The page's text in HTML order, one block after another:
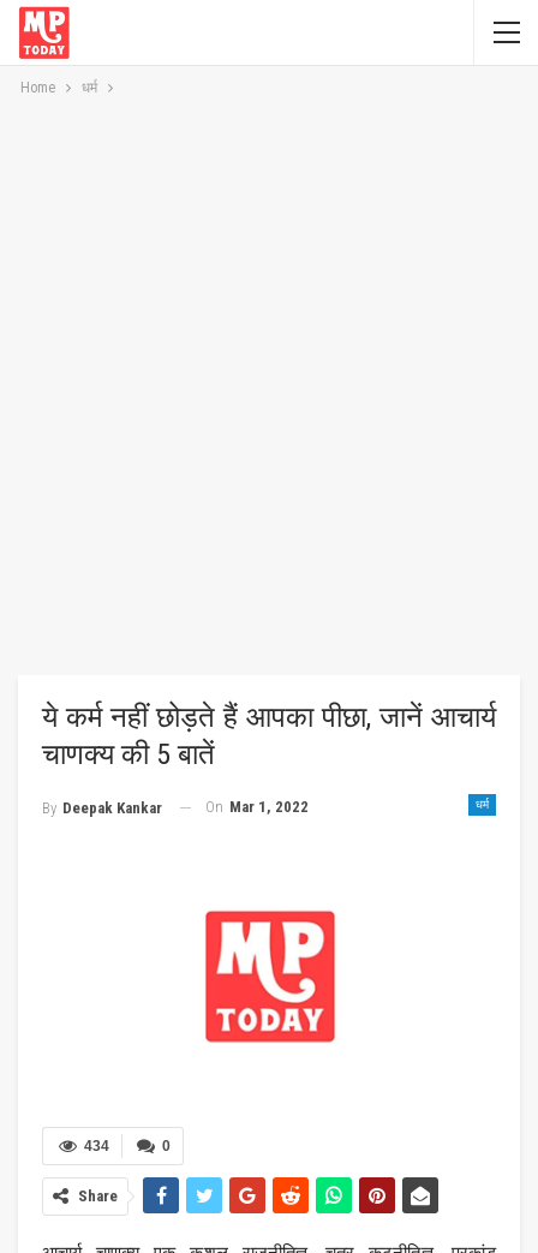
Home धर्म
ये कर्म नहीं छोड़ते हैं आपका पीछा, जानें आचार्य
चाणक्‍य की 5 बातें
धर्म
By Deepak Kankar On Mar 1, 2022
0
434
Share